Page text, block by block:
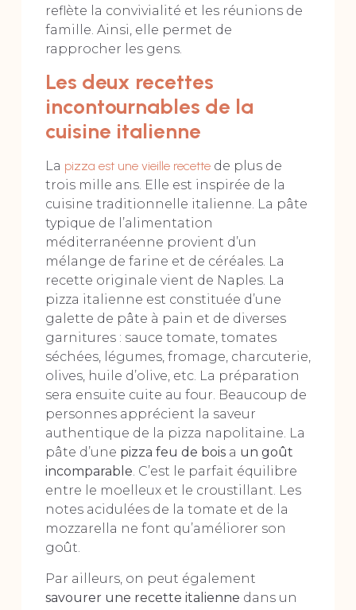
reflète la convivialité et les réunions de
famille. Ainsi, elle permet de
rapprocher les gens.
Les deux recettes
incontournables de la
cuisine italienne
La pizza est une vieille recette de plus de
trois mille ans. Elle est inspirée de la
cuisine traditionnelle italienne. La pâte
typique de l’alimentation
méditerranéenne provient d’un
mélange de farine et de céréales. La
recette originale vient de Naples. La
pizza italienne est constituée d’une
galette de pâte à pain et de diverses
garnitures : sauce tomate, tomates
séchées, légumes, fromage, charcuterie,
olives, huile d’olive, etc. La préparation
sera ensuite cuite au four. Beaucoup de
personnes apprécient la saveur
authentique de la pizza napolitaine. La
pâte d’une pizza feu de bois a un goût
incomparable. C’est le parfait équilibre
entre le moelleux et le croustillant. Les
notes acidulées de la tomate et de la
mozzarella ne font qu’améliorer son
goût.
Par ailleurs, on peut également
savourer une recette italienne dans un